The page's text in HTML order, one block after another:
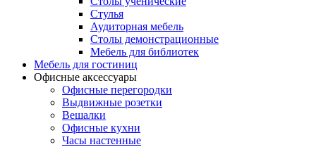
Стулья
Аудиторная мебель
Столы демонстрационные
Мебель для библиотек
Мебель для гостиниц
Офисные аксессуары
Офисные перегородки
Выдвижные розетки
Вешалки
Офисные кухни
Часы настенные